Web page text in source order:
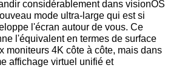
considérablement dans visionOS
mode ultra-large qui est si
l'écran autour de vous. Ce
l'équivalent en termes de surface
moniteurs 4K côte à côte, mais dans
affichage virtuel unifié et